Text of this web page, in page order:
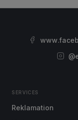
SERVICES
Reklamation